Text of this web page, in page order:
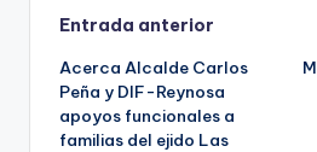
Navegación
de
entradas
Entrada anterior
Acerca Alcalde Carlos
Peña y DIF-Reynosa
apoyos funcionales a
familias del ejido Las